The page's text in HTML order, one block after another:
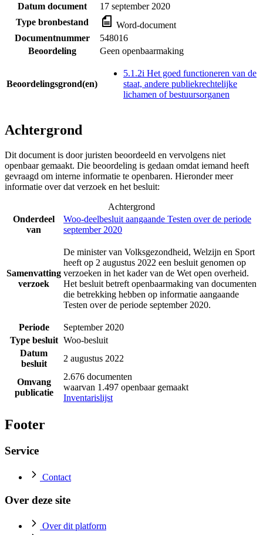
Datum document
17 september 2020
Type bronbestand
Word-document
Documentnummer
548016
Beoordeling
Geen openbaarmaking
Beoordelingsgrond(en)
5.1.2i Het goed functioneren van de
staat, andere publiekrechtelijke
lichamen of bestuursorganen
Achtergrond
Dit document is door juristen beoordeeld en vervolgens niet
openbaar gemaakt. Die beoordeling is gedaan omdat iemand heeft
gevraagd om interne informatie te openbaren. Hieronder meer
informatie over dat verzoek en het besluit:
Achtergrond
Onderdeel
van
Woo-deelbesluit aangaande Testen over de periode
september 2020
Samenvatting
verzoek
De minister van Volksgezondheid, Welzijn en Sport
heeft op 2 augustus 2022 een besluit genomen op
verzoeken in het kader van de Wet open overheid.
Het besluit betreft openbaarmaking van documenten
die betrekking hebben op informatie aangaande
Testen over de periode september 2020.
Periode
September 2020
Type besluit Woo-besluit
Datum
besluit
2 augustus 2022
Omvang
publicatie
2.676 documenten
waarvan 1.497 openbaar gemaakt
Inventarislijst
Footer
Service
Contact
Over deze site
Over dit platform